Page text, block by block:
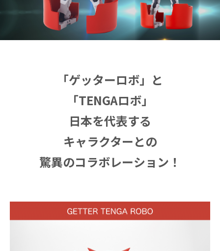
「ゲッターロボ」と
「TENGAロボ」
日本を代表する
キャラクターとの
驚異のコラボレーション！